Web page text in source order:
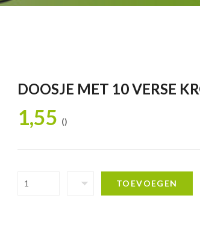
DOOSJE MET 10 VERSE
1,55 ()
TOEVOEGEN